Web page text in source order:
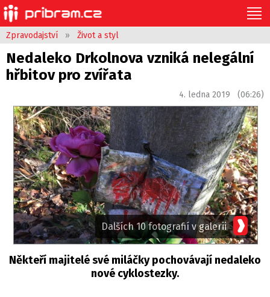
Zpravodajství » Život a styl
Nedaleko Drkolnova vzniká nelegální
hřbitov pro zvířata
4. ledna 2019 (06:26)
Dalších 10 fotografií v galerii
Někteří majitelé své miláčky pochovávají nedaleko
nové cyklostezky.